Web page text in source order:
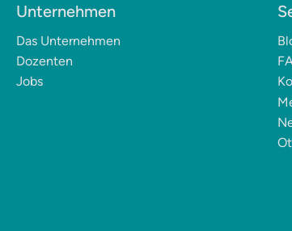
Unternehmen
Das Unternehmen
Dozenten
Jobs